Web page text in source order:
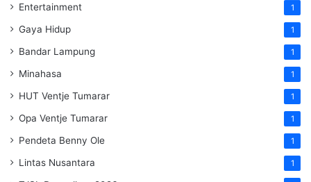
Entertainment 1
Gaya Hidup 1
Bandar Lampung 1
Minahasa 1
HUT Ventje Tumarar 1
Opa Ventje Tumarar 1
Pendeta Benny Ole 1
Lintas Nusantara 1